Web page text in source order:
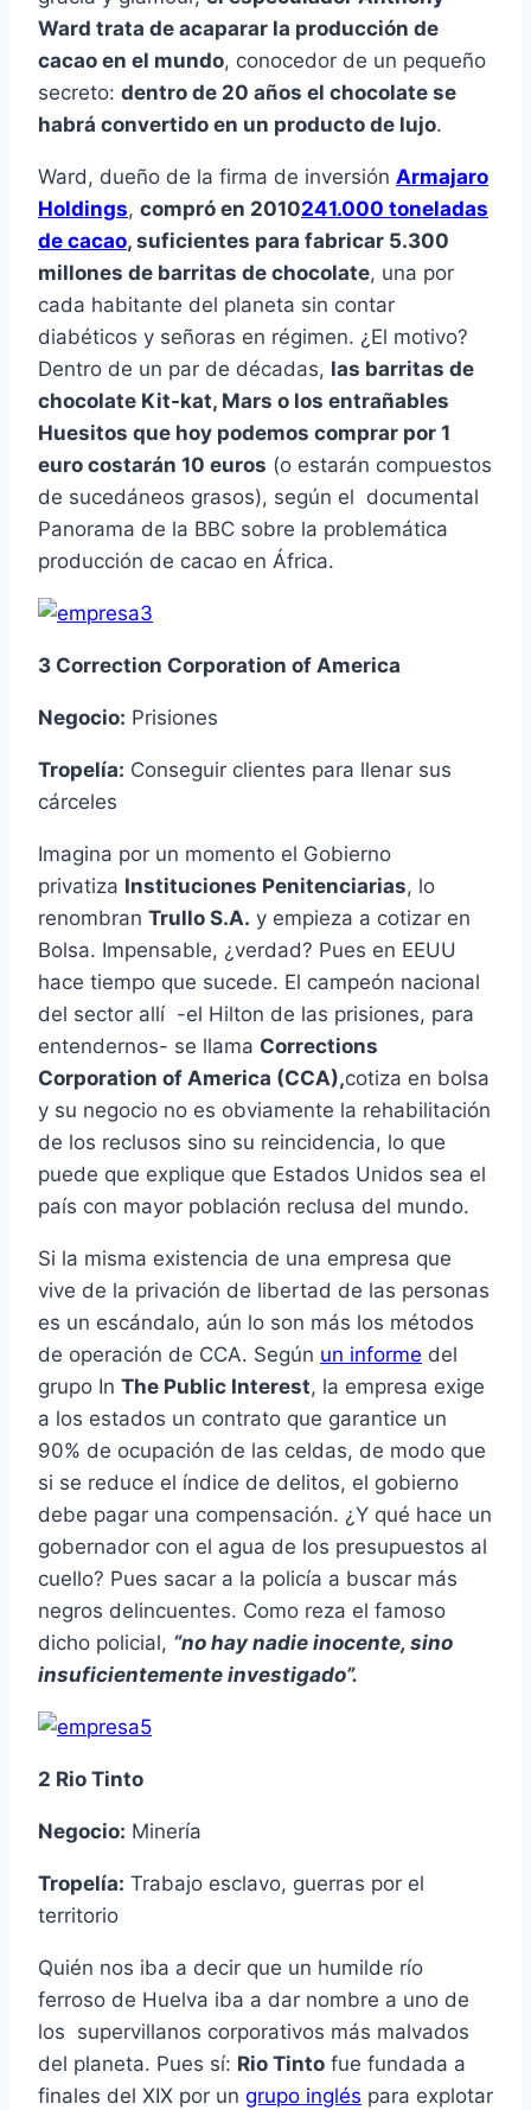
Ward trata de acaparar la producción de
cacao en el mundo, conocedor de un pequeño
secreto: dentro de 20 años el chocolate se
habrá convertido en un producto de lujo.
Ward, dueño de la firma de inversión Armajaro
Holdings, compró en 2010241.000 toneladas
de cacao, suficientes para fabricar 5.300
millones de barritas de chocolate, una por
cada habitante del planeta sin contar
diabéticos y señoras en régimen. ¿El motivo?
Dentro de un par de décadas, las barritas de
chocolate Kit-kat, Mars o los entrañables
Huesitos que hoy podemos comprar por 1
euro costarán 10 euros (o estarán compuestos
de sucedáneos grasos), según el documental
Panorama de la BBC sobre la problemática
producción de cacao en África.
3 Correction Corporation of America
Negocio: Prisiones
Tropelía: Conseguir clientes para llenar sus
cárceles
Imagina por un momento el Gobierno
privatiza Instituciones Penitenciarias, lo
renombran Trullo S.A. y empieza a cotizar en
Bolsa. Impensable, ¿verdad? Pues en EEUU
hace tiempo que sucede. El campeón nacional
del sector allí -el Hilton de las prisiones, para
entendernos- se llama Corrections
Corporation of America (CCA),cotiza en bolsa
y su negocio no es obviamente la rehabilitación
de los reclusos sino su reincidencia, lo que
puede que explique que Estados Unidos sea el
país con mayor población reclusa del mundo.
Si la misma existencia de una empresa que
vive de la privación de libertad de las personas
es un escándalo, aún lo son más los métodos
de operación de CCA. Según un informe del
grupo In The Public Interest, la empresa exige
a los estados un contrato que garantice un
90% de ocupación de las celdas, de modo que
si se reduce el índice de delitos, el gobierno
debe pagar una compensación. ¿Y qué hace un
gobernador con el agua de los presupuestos al
cuello? Pues sacar a la policía a buscar más
negros delincuentes. Como reza el famoso
dicho policial, “no hay nadie inocente, sino
insuficientemente investigado”.
2 Rio Tinto
Negocio: Minería
Tropelía: Trabajo esclavo, guerras por el
territorio
Quién nos iba a decir que un humilde río
ferroso de Huelva iba a dar nombre a uno de
los supervillanos corporativos más malvados
del planeta. Pues sí: Rio Tinto fue fundada a
finales del XIX por un grupo inglés para explotar